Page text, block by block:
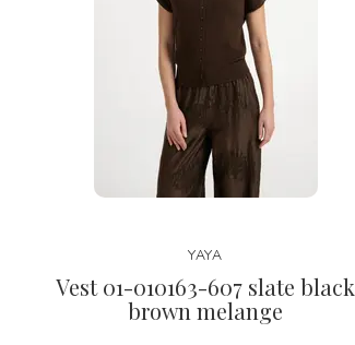
YAYA
Vest 01-010163-607 slate black
brown melange